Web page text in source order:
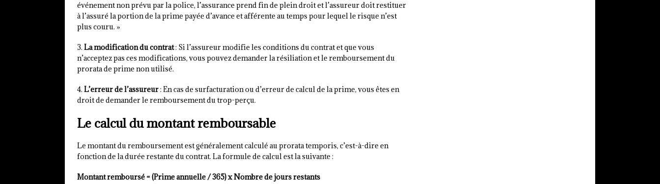
événement non prévu par la police, l’assurance prend fin de plein droit et l’assureur doit restituer
à l’assuré la portion de la prime payée d’avance et afférente au temps pour lequel le risque n’est
plus couru. »
3. La modification du contrat: Si l’assureur modifie les conditions du contrat et que vous
n’acceptez pas ces modifications, vous pouvez demander la résiliation et le remboursement du
prorata de prime non utilisé.
4. L’erreur de l’assureur: En cas de surfacturation ou d’erreur de calcul de la prime, vous êtes en
droit de demander le remboursement du trop-perçu.
Le calcul du montant remboursable
Le montant du remboursement est généralement calculé au prorata temporis, c’est-à-dire en
fonction de la durée restante du contrat. La formule de calcul est la suivante :
Montant remboursé = (Prime annuelle / 365) x Nombre de jours restants